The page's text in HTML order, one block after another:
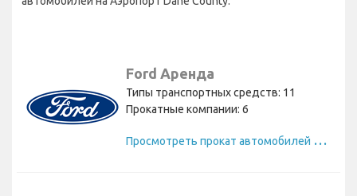
Ford Аренда
Типы транспортных средств: 11
Прокатные компании: 6
П
росмотреть прокат автомобилей Ford